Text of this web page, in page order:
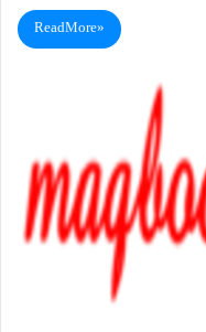
Read More »